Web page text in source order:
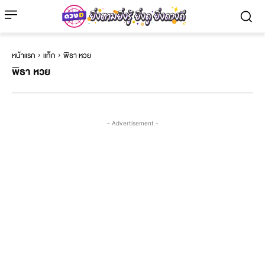
หน้าแรก แท็ก พิธา หวย
พิธา หวย
- Advertisement -